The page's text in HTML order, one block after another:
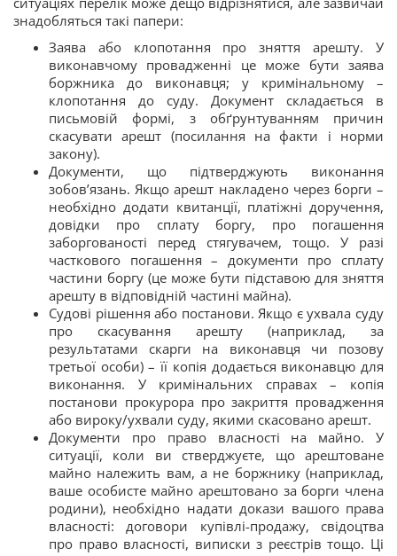
знадобляться такі папери:
Заява або клопотання про зняття арешту. У
виконавчому провадженні це може бути заява
боржника до виконавця; у кримінальному –
клопотання до суду. Документ складається в
письмовій формі, з обґрунтуванням причин
скасувати арешт (посилання на факти і норми
закону).
Документи, що підтверджують виконання
зобов’язань. Якщо арешт накладено через борги –
необхідно додати квитанції, платіжні доручення,
довідки про сплату боргу, про погашення
заборгованості перед стягувачем, тощо. У разі
часткового погашення – документи про сплату
частини боргу (це може бути підставою для зняття
арешту в відповідній частині майна).
Судові рішення або постанови. Якщо є ухвала суду
про скасування арешту (наприклад, за
результатами скарги на виконавця чи позову
третьої особи) – її копія додається виконавцю для
виконання. У кримінальних справах – копія
постанови прокурора про закриття провадження
або вироку/ухвали суду, якими скасовано арешт.
Документи про право власності на майно. У
ситуації, коли ви стверджуєте, що арештоване
майно належить вам, а не боржнику (наприклад,
ваше особисте майно арештовано за борги члена
родини), необхідно надати докази вашого права
власності: договори купівлі-продажу, свідоцтва
про право власності, виписки з реєстрів тощо. Ці